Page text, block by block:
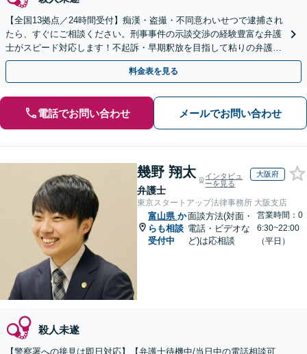
【全国13拠点／24時間受付】痴漢・盗撮・不同意わいせつで逮捕され
たら、すぐにご相談ください。刑事事件の示談交渉の経験豊富な弁護
士がスピード対応します！不起訴・早期釈放を目指して粘りの弁護活
動を行います。
料金表を見る
電話でお問い合わせ メールでお問い合わせ
幾野 翔太
弁護士
インタビュ
ーを見る
大阪府
東京スタートアップ法律事務所 大阪支店
富山県 か
らも相談
受付中
面談方法(対面・
電話・ビデオな
ど)は応相談
営業時間：0
6:30~22:00
（平日）
殺人未遂
【警察署への接見は即日対応】【弁護士待機中/当日中の電話相談可